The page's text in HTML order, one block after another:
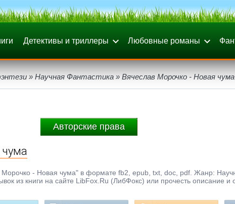
Детективы и триллеры Любовные романы
» Научная Фантастика » Вячеслав Морочко - Новая чума
Авторские права
Морочко - Новая чума" в формате fb2, epub, txt, doc, pdf. Жанр:
из книги на сайте LibFox.Ru (ЛибФокс) или прочесть описание и